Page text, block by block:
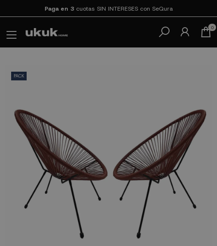
Paga en 3cuotas SIN INTERESES con SeQura
0
PACK